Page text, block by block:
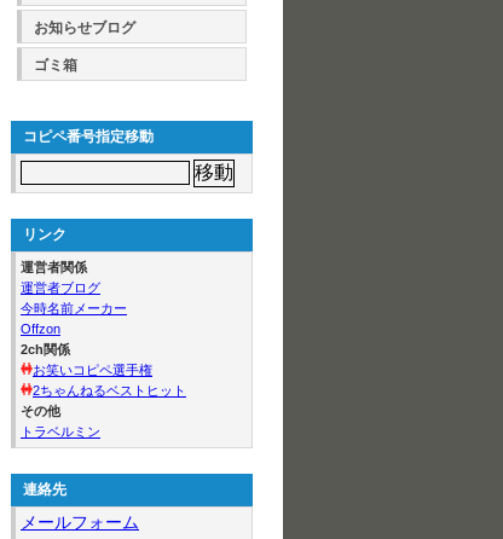
お知らせブログ
ゴミ箱
コピペ番号指定移動
リンク
運営者関係
運営者ブログ
今時名前メーカー
Offzon
2ch関係
お笑いコピペ選手権
2ちゃんねるベストヒット
その他
トラベルミン
連絡先
メールフォーム